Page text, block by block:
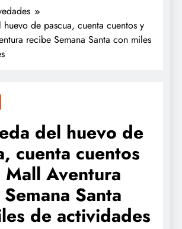
huevo de pascua, cuenta cuentos y
recibe Semana Santa con miles
del huevo de
cuenta cuentos
Mall Aventura
Santa
de actividades